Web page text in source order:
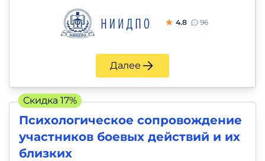
4.8 96
Далее
Психологическое сопровождение
участников боевых действий и их
близких
Скидка 17%